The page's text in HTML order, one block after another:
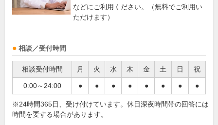
などにご利用ください。（無料でご利用い
ただけます）
相談／受付時間
相談受付時間 月 火 水 木 金 土 日 祝
0:00～24:00 ● ● ● ● ● ● ● ●
※24時間365日、受け付けています。休日深夜時間帯の回答には
時間を要する場合があります。